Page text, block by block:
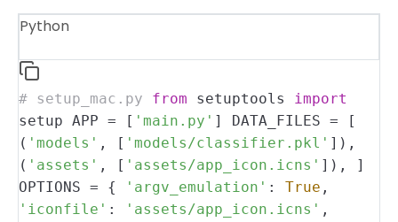
Python
# setup_mac.py from setuptools import
setup APP = [ 'main.py' ]
DATA_FILES = [
( 'models' , [ 'models/classifier.pkl' ]),
( 'assets' , [ 'assets/app_icon.icns' ]),
]
OPTIONS = {
'argv_emulation' : True ,
'iconfile' : 'assets/app_icon.icns' ,